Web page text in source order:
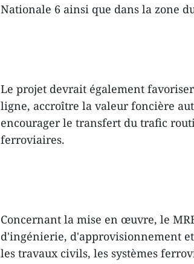
Nationale 6 ainsi que dans la zone
Le projet devrait également
ligne, accroître la valeur foncière
encourager le transfert du trafic
ferroviaires.
Concernant la mise en œuvre, le
d'ingénierie, d'approvisionnement
les travaux civils, les systèmes